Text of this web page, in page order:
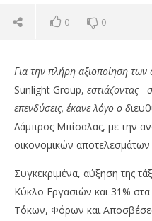
0 0
Για την πλήρη αξιοποίηση των
Sunlight Group, εστιάζοντας
επενδύσεις, έκανε λόγο ο δ
Λάμπρος Μπίσαλας, με την
οικονομικών
Συγκεκριμένα, αύξηση της
Κύκλο Εργασιών και 31%
Τόκων, Φόρων και